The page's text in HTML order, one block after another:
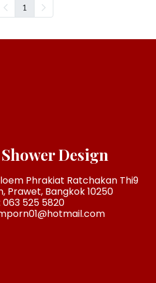
1
Design
Phrakiat Ratchakan Thi9
Prawet, Bangkok 10250
063 525 5820